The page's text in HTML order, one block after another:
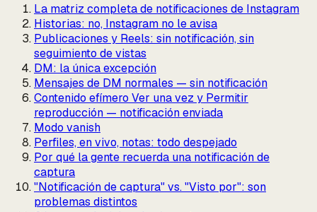
La matriz completa de notificaciones de Instagram
Historias: no, Instagram no le avisa
Publicaciones y Reels: sin notificación, sin
seguimiento de vistas
DM: la única excepción
Mensajes de DM normales — sin notificación
Contenido efímero Ver una vez y Permitir
reproducción — notificación enviada
Modo vanish
Perfiles, en vivo, notas: todo despejado
Por qué la gente recuerda una notificación de
captura
"Notificación de captura" vs. "Visto por": son
problemas distintos